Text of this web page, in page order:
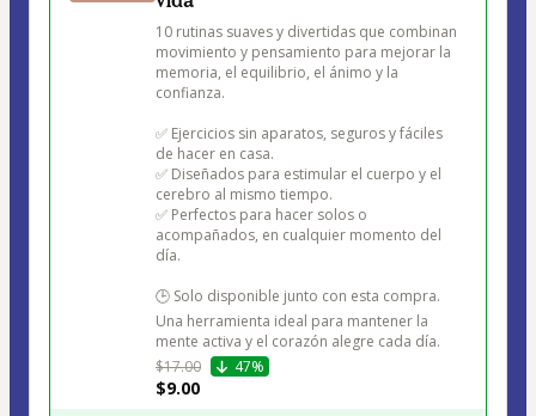
10 rutinas suaves y divertidas que combinan
movimiento y pensamiento para mejorar la
memoria, el equilibrio, el ánimo y la
confianza.
✅ Ejercicios sin aparatos, seguros y fáciles
de hacer en casa.
✅ Diseñados para estimular el cuerpo y el
cerebro al mismo tiempo.
✅ Perfectos para hacer solos o
acompañados, en cualquier momento del
día.
🕒 Solo disponible junto con esta compra.
Una herramienta ideal para mantener la
mente activa y el corazón alegre cada día.
$17.00
47%
$9.00